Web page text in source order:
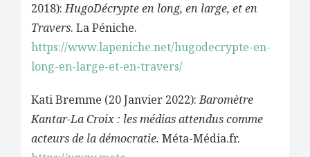
2018):HugoDécrypte en long, en large, et en
Travers. La Péniche.
https://www.lapeniche.net/hugodecrypte-en-
long-en-large-et-en-travers/
Kati Bremme (20 Janvier 2022):Baromètre
Kantar-La Croix : les médias attendus comme
acteurs de la démocratie. Méta-Média.fr.